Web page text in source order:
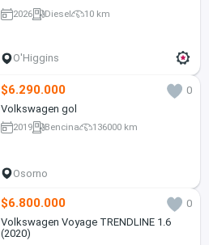
2026 Diesel 10 km
O'Higgins
$6.290.000
0
Volkswagen gol
2019 Bencina 136000 km
Osorno
$6.800.000
0
Volkswagen Voyage TRENDLINE 1.6
(2020)